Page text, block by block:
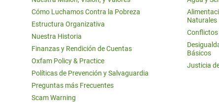
Cómo Luchamos Contra la Pobreza
Estructura Organizativa
Nuestra Historia
Finanzas y Rendición de Cuentas
Oxfam Policy & Practice
Políticas de Prevención y Salvaguardia
Preguntas más Frecuentes
Scam Warning
Naturales
Conflictos
Básicos
Justicia